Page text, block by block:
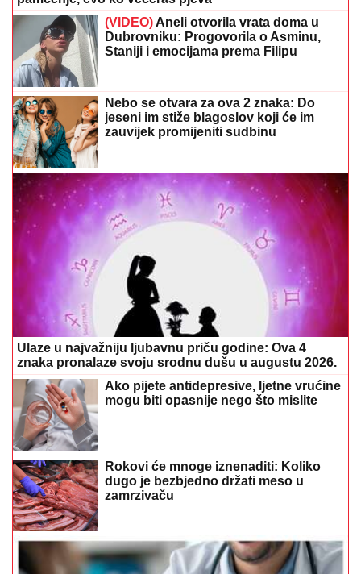
(VIDEO) Aneli otvorila vrata doma u
Dubrovniku: Progovorila o Asminu,
Staniji i emocijama prema Filipu
Nebo se otvara za ova 2 znaka: Do
jeseni im stiže blagoslov koji će im
zauvijek promijeniti sudbinu
Ulaze u najvažniju ljubavnu priču godine: Ova 4
znaka pronalaze svoju srodnu dušu u augustu 2026.
Ako pijete antidepresive, ljetne vrućine
mogu biti opasnije nego što mislite
Rokovi će mnoge iznenaditi: Koliko
dugo je bezbjedno držati meso u
zamrzivaču